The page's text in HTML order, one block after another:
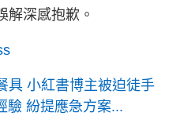
解深感抱歉。
具 小紅書博主被迫徒手
驗 紛提應急方案...